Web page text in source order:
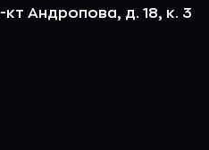
Андропова, д. 18, к. 3